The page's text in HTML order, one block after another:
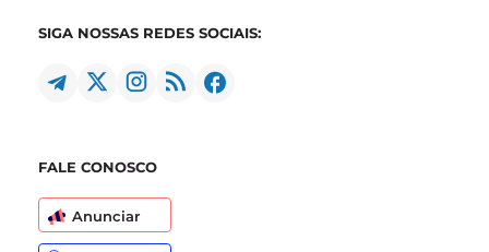
SIGA NOSSAS REDES SOCIAIS:
FALE CONOSCO
Anunciar